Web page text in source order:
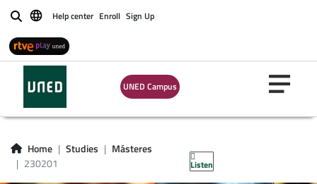
BuscarHelp center Enroll Sign Up
UNED Campus
Home Studies
Másteres
230201
Listen